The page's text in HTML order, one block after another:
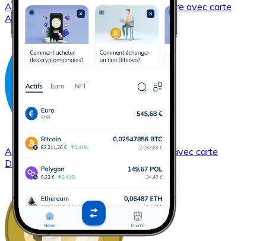
AcheterCardanoavec virement bancaire avec carte
ADA
AcheterDashavec virement bancaire
avec carte
DASH